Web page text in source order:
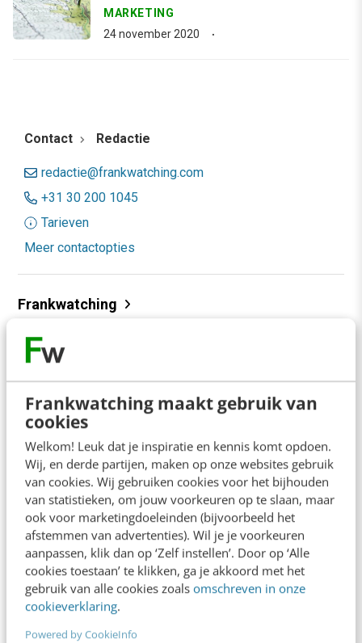
Frankwatching maakt gebruik van
cookies
Welkom! Leuk dat je inspiratie en kennis komt opdoen.
Wij, en derde partijen, maken op onze websites gebruik
van cookies. Wij gebruiken cookies voor het bijhouden
van statistieken, om jouw voorkeuren op te slaan, maar
ook voor marketingdoeleinden (bijvoorbeeld het
afstemmen van advertenties). Wil je je voorkeuren
aanpassen, klik dan op ‘Zelf instellen’. Door op ‘Alle
cookies toestaan’ te klikken, ga je akkoord met het
gebruik van alle cookies zoals omschreven in onze
cookieverklaring.
Powered by CookieInfo
MARKETING
24 november 2020
Contact Redactie
redactie@frankwatching.com
+31 30 200 1045
Tarieven
Meer contactopties
Frankwatching
Adverteren
Contact
Nieuwsbrieven
Over ons
Ons team
Werken bij
Whitepapers
Blog
AI & Tech
Content & Communicatie